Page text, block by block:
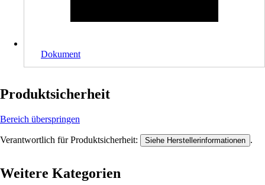
Dokument
Produktsicherheit
Bereich überspringen
Verantwortlich für Produktsicherheit: Siehe Herstellerinformationen .
Weitere Kategorien